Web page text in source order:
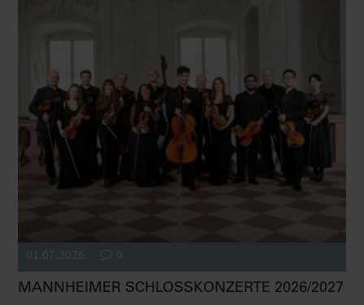
01.07.2026 0
MANNHEIMER SCHLOSSKONZERTE 2026/2027